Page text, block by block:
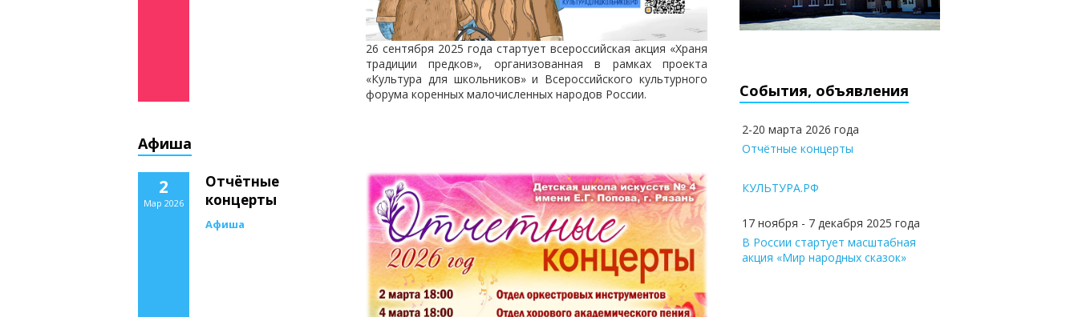
26 сентября 2025 года стартует всероссийская акция «Храня
традиции предков», организованная в рамках проекта
«Культура для школьников» и Всероссийского культурного
форума коренных малочисленных народов России.
Афиша
2
Мар 2026
Отчётные
концерты
Афиша
События, объявления
2-20 марта 2026 года
Отчётные концерты
КУЛЬТУРА.РФ
17 ноября - 7 декабря 2025 года
В России стартует масштабная
акция «Мир народных сказок»